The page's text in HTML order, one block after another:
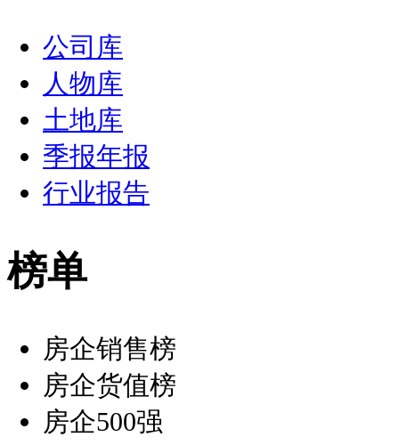
公司库
人物库
土地库
季报年报
行业报告
榜单
房企销售榜
房企货值榜
房企500强